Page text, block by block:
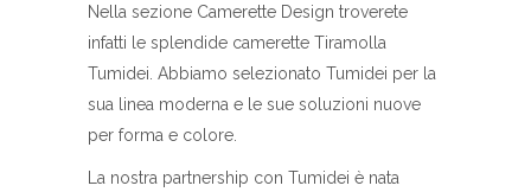
Nella sezione Camerette Design troverete
infatti le splendide camerette Tiramolla
Tumidei. Abbiamo selezionato Tumidei per la
sua linea moderna e le sue soluzioni nuove
per forma e colore.
La nostra partnership con Tumidei è nata